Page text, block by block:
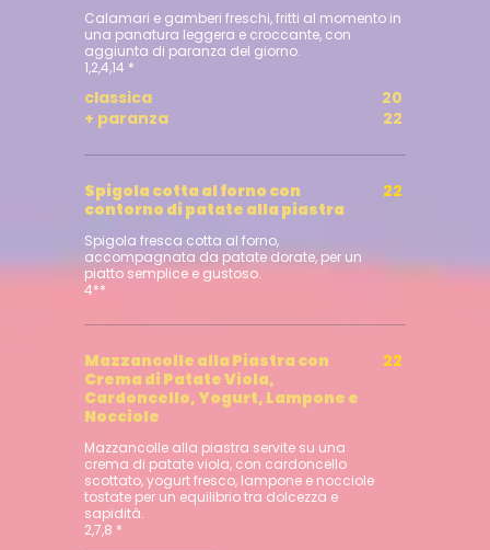
Calamari e gamberi freschi, fritti al momento in
una panatura leggera e croccante, con
aggiunta di paranza del giorno.
classica
20
+ paranza
22
Spigola cotta al forno con
contorno di patate alla piastra
Spigola fresca cotta al forno,
accompagnata da patate dorate, per un
piatto semplice e gustoso.
4**
22
Mazzancolle alla Piastra con
Crema di Patate Viola,
Cardoncello, Yogurt, Lampone e
Nocciole
Mazzancolle alla piastra servite su una
crema di patate viola, con cardoncello
scottato, yogurt fresco, lampone e nocciole
tostate per un equilibrio tra dolcezza e
sapidità.
2,7,8 *
22